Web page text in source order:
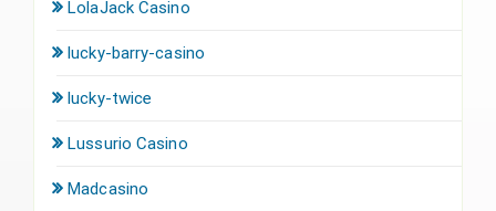
LolaJack Casino
lucky-barry-casino
lucky-twice
Lussurio Casino
Madcasino